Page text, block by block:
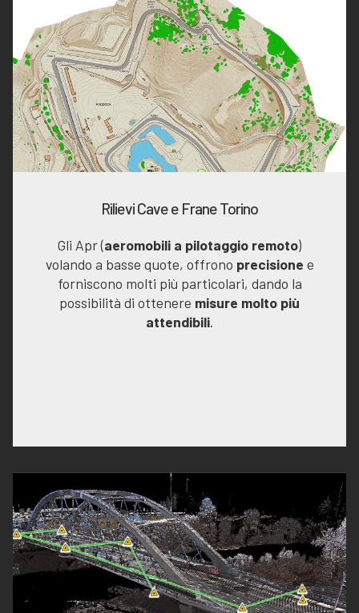
Rilievi Cave e Frane Torino
Gli Apr (aeromobili a pilotaggio remoto)
volando a basse quote, offrono precisione e
forniscono molti più particolari, dando la
possibilità di ottenere misure molto più
attendibili.